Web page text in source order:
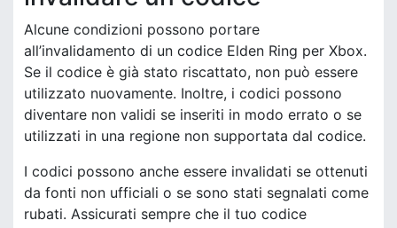
Alcune condizioni possono portare
all’invalidamento di un codice Elden Ring per Xbox.
Se il codice è già stato riscattato, non può essere
utilizzato nuovamente. Inoltre, i codici possono
diventare non validi se inseriti in modo errato o se
utilizzati in una regione non supportata dal codice.
I codici possono anche essere invalidati se ottenuti
da fonti non ufficiali o se sono stati segnalati come
rubati. Assicurati sempre che il tuo codice